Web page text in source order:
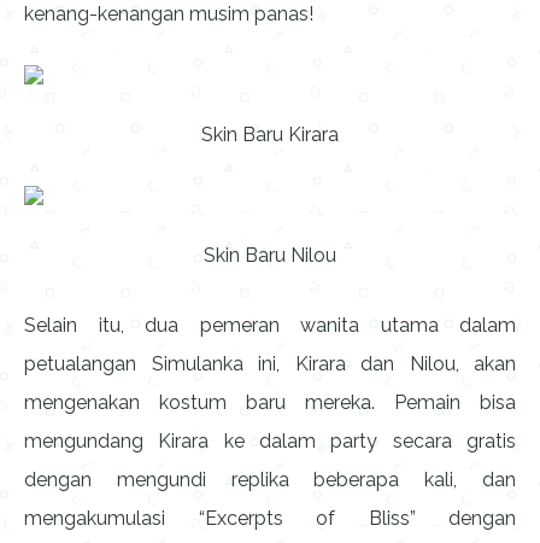
kenang-kenangan musim panas!
Skin Baru Kirara
Skin Baru Nilou
Selain itu, dua pemeran wanita utama dalam
petualangan Simulanka ini, Kirara dan Nilou, akan
mengenakan kostum baru mereka. Pemain bisa
mengundang Kirara ke dalam party secara gratis
dengan mengundi replika beberapa kali, dan
mengakumulasi “Excerpts of Bliss” dengan